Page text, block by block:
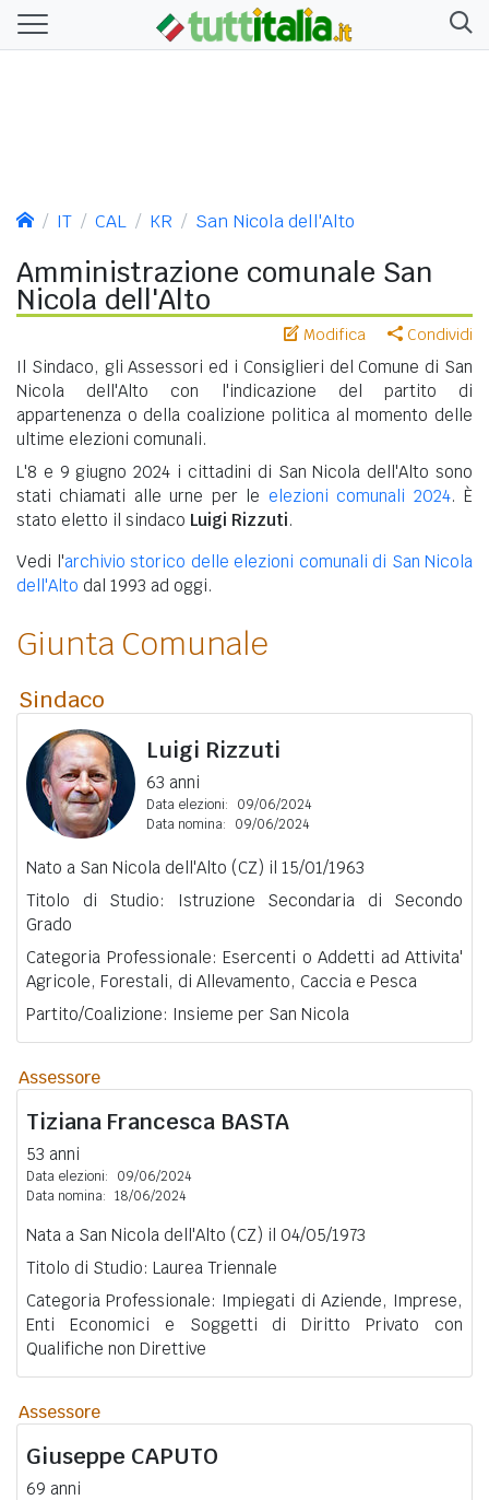
IT CAL KR San Nicola dell'Alto
Amministrazione comunale San
Nicola dell'Alto
Modifica Condividi
Il Sindaco, gli Assessori ed i Consiglieri del Comune di San
Nicola dell'Alto con l'indicazione del partito di
appartenenza o della coalizione politica al momento delle
ultime elezioni comunali.
L'8 e 9 giugno 2024 i cittadini di San Nicola dell'Alto sono
stati chiamati alle urne per le elezioni comunali 2024. È
stato eletto il sindaco Luigi Rizzuti.
Vedi l'archivio storico delle elezioni comunali di San Nicola
dell'Alto dal 1993 ad oggi.
Giunta Comunale
Sindaco
Luigi Rizzuti
63 anni
Data elezioni:
09/06/2024
Data nomina:
09/06/2024
Nato a San Nicola dell'Alto (CZ) il 15/01/1963
Titolo di Studio: Istruzione Secondaria di Secondo
Grado
Categoria Professionale: Esercenti o Addetti ad Attivita'
Agricole, Forestali, di Allevamento, Caccia e Pesca
Partito/Coalizione: Insieme per San Nicola
Assessore
Tiziana Francesca BASTA
53 anni
Data elezioni:
09/06/2024
Data nomina: 18/06/2024
Nata a San Nicola dell'Alto (CZ) il 04/05/1973
Titolo di Studio: Laurea Triennale
Categoria Professionale: Impiegati di Aziende, Imprese,
Enti Economici e Soggetti di Diritto Privato con
Qualifiche non Direttive
Assessore
Giuseppe CAPUTO
69 anni